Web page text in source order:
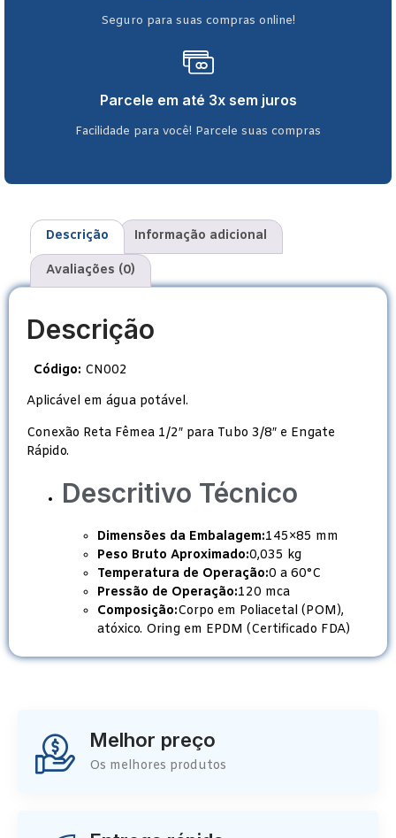
Seguro para suas compras online!
Parcele em até 3x sem juros
Facilidade para você! Parcele suas compras
Descrição Informação adicional
Avaliações (0)
Descrição
Código: CN002
Aplicável em água potável.
Conexão Reta Fêmea 1/2″ para Tubo 3/8″ e Engate
Rápido.
Descritivo Técnico
Dimensões da Embalagem:145×85 mm
Peso Bruto Aproximado:0,035 kg
Temperatura de Operação:0 a 60°C
Pressão de Operação:120 mca
Composição:Corpo em Poliacetal (POM),
atóxico. Oring em EPDM (Certificado FDA)
Melhor preço
Os melhores produtos